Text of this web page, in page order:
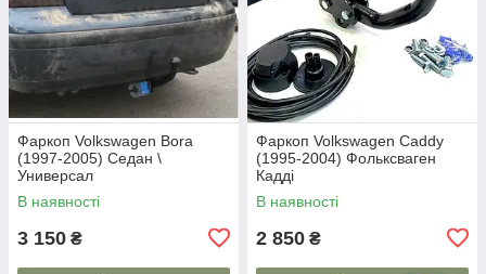
Фаркоп Volkswagen Bora
(1997-2005) Седан \
Универсал
В наявності
3 150 ₴
Фаркоп Volkswagen Caddy
(1995-2004) Фольксваген
Кадді
В наявності
2 850 ₴